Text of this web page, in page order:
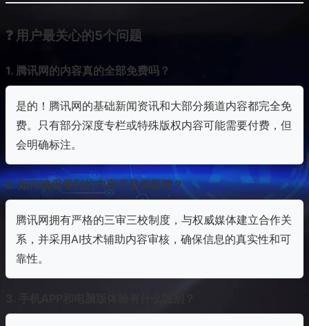
❓ 用户最关心的5个问题
1. 腾讯网的内容真的全部免费吗？
是的！腾讯网的基础新闻资讯和大部分频道内容都完全免
费。只有部分深度专栏或特殊版权内容可能需要付费，但
会明确标注。
2. 如何确保看到的内容不是假新闻？
腾讯网拥有严格的三审三校制度，与权威媒体建立合作关
系，并采用AI技术辅助内容审核，确保信息的真实性和可
靠性。